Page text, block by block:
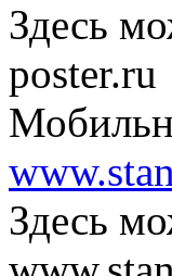
Здесь
poster.ru
Здесь